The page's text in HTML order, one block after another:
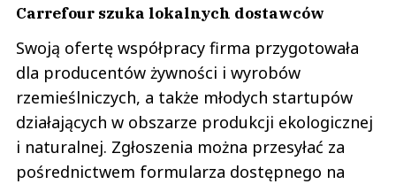
Carrefour szuka lokalnych dostawców
Swoją ofertę współpracy firma przygotowała
dla producentów żywności i wyrobów
rzemieślniczych, a także młodych startupów
działających w obszarze produkcji ekologicznej
i naturalnej. Zgłoszenia można przesyłać za
pośrednictwem formularza dostępnego na